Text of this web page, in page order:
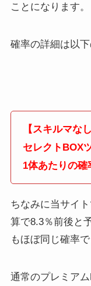
ことになります。
確率の詳細は以下
【スキルマな
セレクトBOX
1体あたりの確
ちなみに当サイ
算で8.3％前後と
もほぼ同じ確率で
通常のプレミア